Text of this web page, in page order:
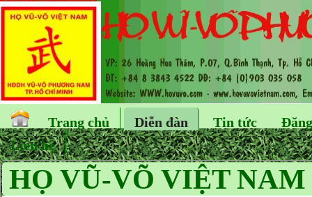
Trang chủ Diễn đàn Tin tức
Liên hệ
HỌ VŨ-VÕ VIỆT